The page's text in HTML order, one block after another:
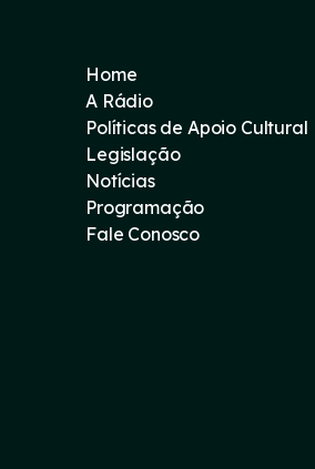
Home
A Rádio
Políticas de Apoio Cultural
Legislação
Notícias
Programação
Fale Conosco